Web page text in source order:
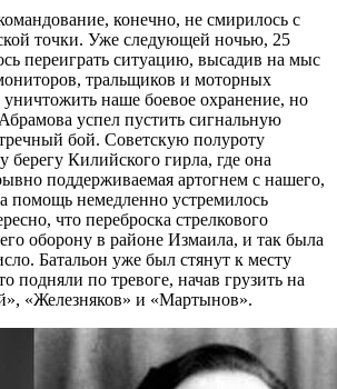
конечно, не смирилось с
точки. Уже следующей ночью, 25
переиграть ситуацию, высадив на мыс
тральщиков и моторных
наше боевое охранение, но
успел пустить сигнальную
бой. Советскую полуроту
Килийского гирла, где она
поддерживаемая артогнем с нашего,
помощь немедленно устремилось
что переброска стрелкового
оборону в районе Измаила, и так была
Батальон уже был стянут к месту
подняли по тревоге, начав грузить на
«Железняков» и «Мартынов».